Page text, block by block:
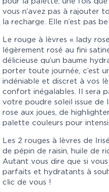
vous n’avez pas à rajouter
la recharge. Elle n’est pas
Le rouge à lèvres « lady
légèrement rosé au fini
délicieuse qu’un baume
porter toute journée, c’est
indéniable et discret à vos
confort inégalables. Il sera
votre poudre soleil issue de
rose aux joues, de
palette couleurs pour
Les 2 rouges à lèvres de
de pépin de raisin, huile de
Autant vous dire que si
parfaits et hydratants à
clic de vous !